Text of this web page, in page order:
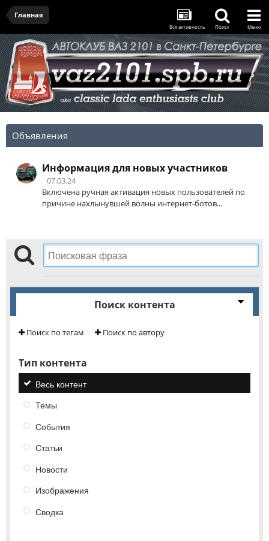
Главная
Вся активность Поиск Меню
Объявления
Информация для новых участников
07.03.24
Включена ручная активация новых пользователей по
причине нахлынувшей волны интернет-ботов...
Поиск контента
Поиск по тегам Поиск по автору
Тип контента
Весь контент
Темы
События
Статьи
Новости
Изображения
Сводка